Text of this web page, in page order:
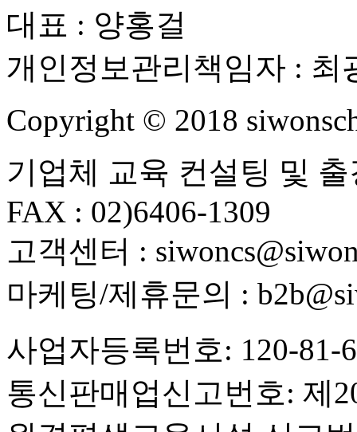
대표 : 양홍걸
개인정보관리책임자 : 최
Copyright © 2018
기업체 교육 컨설팅 및 출
FAX : 02)6406-1309
고객센터 :
마케팅/제휴문의 :
사업자등록번호: 120-81-
통신판매업신고번호: 제